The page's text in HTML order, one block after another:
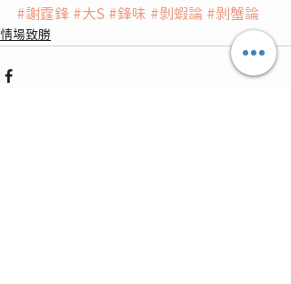
#謝霆鋒 #大S #鋒味 #剝蝦論 #剝蟹論
情場致勝